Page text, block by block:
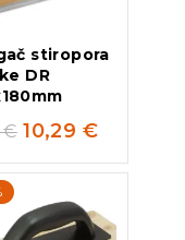
stiropora
DR
€ 10,29 €